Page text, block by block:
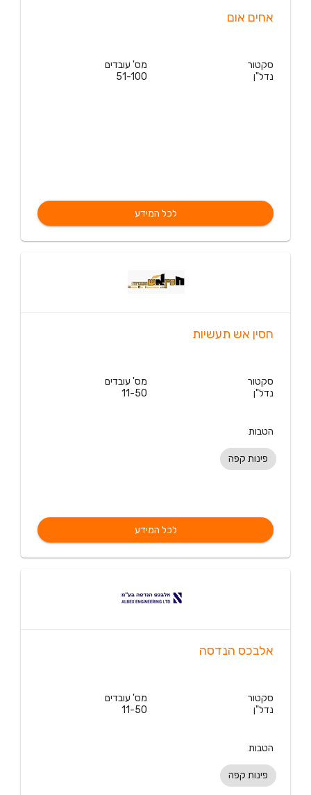
אחים אום
סקטור
נדל"ן
מס' עובדים
51-100
לכל המידע
חסין אש תעשיות
סקטור
נדל"ן
מס' עובדים
11-50
הטבות
פינות קפה
לכל המידע
אלבכס הנדסה
סקטור
נדל"ן
מס' עובדים
11-50
הטבות
פינות קפה